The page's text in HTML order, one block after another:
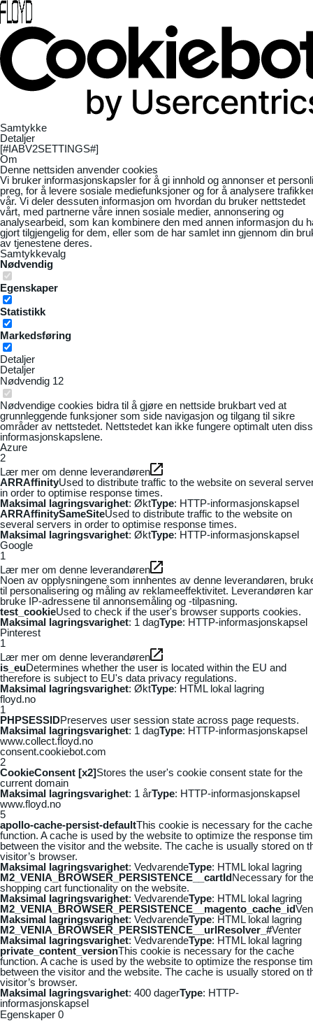
Samtykke
Detaljer
[#IABV2SETTINGS#]
Om
Denne nettsiden anvender cookies
Vi bruker informasjonskapsler for å gi innhold og annonser et
preg, for å levere sosiale mediefunksjoner og for å analysere
vår. Vi deler dessuten informasjon om hvordan du bruker nettstedet
vårt, med partnerne våre innen sosiale medier, annonsering og
analysearbeid, som kan kombinere den med annen informasjon du
gjort tilgjengelig for dem, eller som de har samlet inn gjennom din
av tjenestene deres.
Samtykkevalg
Nødvendig
Egenskaper
Statistikk
Markedsføring
Detaljer
Detaljer
Nødvendig 12
Nødvendige cookies bidra til å gjøre en nettside brukbart ved at
grunnleggende funksjoner som side navigasjon og tilgang til sikre
områder av nettstedet. Nettstedet kan ikke fungere optimalt uten
informasjonskapslene.
Azure
2
Lær mer om denne leverandøren
ARRAffinityUsed to distribute traffic to the website on several
in order to optimise response times.
Maksimal lagringsvarighet: ØktType: HTTP-informasjonskapsel
ARRAffinitySameSiteUsed to distribute traffic to the website on
several servers in order to optimise response times.
Maksimal lagringsvarighet: ØktType: HTTP-informasjonskapsel
Google
1
Lær mer om denne leverandøren
Noen av opplysningene som innhentes av denne leverandøren,
til personalisering og måling av reklameeffektivitet. Leverandøren
bruke IP-adressene til annonsemåling og -tilpasning.
test_cookieUsed to check if the user's browser supports cookies.
Maksimal lagringsvarighet: 1 dagType: HTTP-informasjonskapsel
Pinterest
1
Lær mer om denne leverandøren
is_euDetermines whether the user is located within the EU and
therefore is subject to EU's data privacy regulations.
Maksimal lagringsvarighet: ØktType: HTML lokal lagring
floyd.no
1
PHPSESSIDPreserves user session state across page requests.
Maksimal lagringsvarighet: 1 dagType: HTTP-informasjonskapsel
www.collect.floyd.no
consent.cookiebot.com
2
CookieConsent [x2]Stores the user's cookie consent state for the
current domain
Maksimal lagringsvarighet: 1 årType: HTTP-informasjonskapsel
www.floyd.no
5
apollo-cache-persist-defaultThis cookie is necessary for the cache
function. A cache is used by the website to optimize the response
between the visitor and the website. The cache is usually stored on
visitor’s browser.
Maksimal lagringsvarighet: VedvarendeType: HTML lokal lagring
M2_VENIA_BROWSER_PERSISTENCE__cartIdNecessary for the
shopping cart functionality on the website.
Maksimal lagringsvarighet: VedvarendeType: HTML lokal lagring
M2_VENIA_BROWSER_PERSISTENCE__magento_cache_id
Maksimal lagringsvarighet: VedvarendeType: HTML lokal lagring
M2_VENIA_BROWSER_PERSISTENCE__urlResolver_#Venter
Maksimal lagringsvarighet: VedvarendeType: HTML lokal lagring
private_content_versionThis cookie is necessary for the cache
function. A cache is used by the website to optimize the response
between the visitor and the website. The cache is usually stored on
visitor’s browser.
Maksimal lagringsvarighet: 400 dagerType: HTTP-
informasjonskapsel
Egenskaper 0